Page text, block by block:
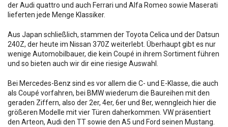
der Audi quattro und auch Ferrari und Alfa Romeo sowie Maserati
lieferten jede Menge Klassiker.
Aus Japan schließlich, stammen der Toyota Celica und der Datsun
240Z, der heute im Nissan 370Z weiterlebt. Überhaupt gibt es nur
wenige Automobilbauer, die kein Coupé in ihrem Sortiment führen
und so bieten auch wir dir eine riesige Auswahl.
Bei Mercedes-Benz sind es vor allem die C- und E-Klasse, die auch
als Coupé vorfahren, bei BMW wiederum die Baureihen mit den
geraden Ziffern, also der 2er, 4er, 6er und 8er, wenngleich hier die
größeren Modelle mit vier Türen daherkommen. VW präsentiert
den Arteon, Audi den TT sowie den A5 und Ford seinen Mustang.